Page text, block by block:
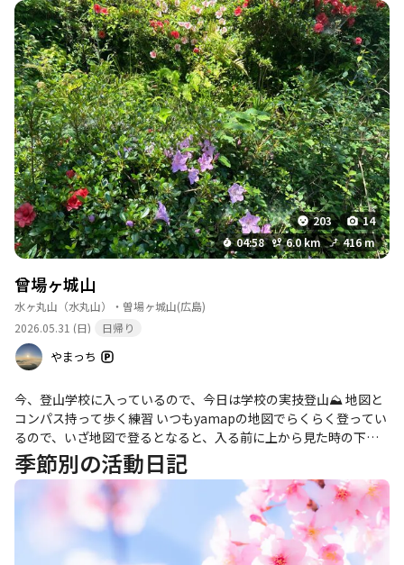
203
14
04:58
6.0 km 416 m
曾場ヶ城山
水ヶ丸山（水丸山）・曽場ヶ城山(広島)
2026.05.31 (日)
日帰り
やまっち
今、登山学校に入っているので、今日は学校の実技登山⛰️ 地図と
コンパス持って歩く練習 いつもyamapの地図でらくらく登ってい
るので、いざ地図で登るとなると、入る前に上から見た時の下の
目印になる物を覚えたり、登山道が通ったことある道だから、行
くべき道がわかるけど自分だけでは難しい😅時々ずるして、yama
p見てしまいました😃
季節別の活動日記